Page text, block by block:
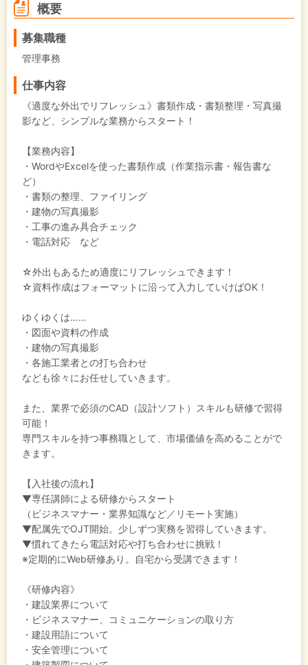
概要
募集職種
管理事務
仕事内容
《適度な外出でリフレッシュ》書類作成・書類整理・写真撮
影など、シンプルな業務からスタート！
【業務内容】
・WordやExcelを使った書類作成（作業指示書・報告書な
ど）
・書類の整理、ファイリング
・建物の写真撮影
・工事の進み具合チェック
・電話対応 など
☆外出もあるため適度にリフレッシュできます！
☆資料作成はフォーマットに沿って入力していけばOK！
ゆくゆくは……
・図面や資料の作成
・建物の写真撮影
・各施工業者との打ち合わせ
なども徐々にお任せしていきます。
また、業界で必須のCAD（設計ソフト）スキルも研修で習得
可能！
専門スキルを持つ事務職として、市場価値を高めることがで
きます。
【入社後の流れ】
▼専任講師による研修からスタート
（ビジネスマナー・業界知識など／リモート実施）
▼配属先でOJT開始。少しずつ実務を習得していきます。
▼慣れてきたら電話対応や打ち合わせに挑戦！
※定期的にWeb研修あり。自宅から受講できます！
《研修内容》
・建設業界について
・ビジネスマナー、コミュニケーションの取り方
・建設用語について
・安全管理について